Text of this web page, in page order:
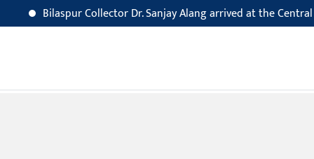
Bilaspur Collector Dr. Sanjay Alang arrived at the Central Jail